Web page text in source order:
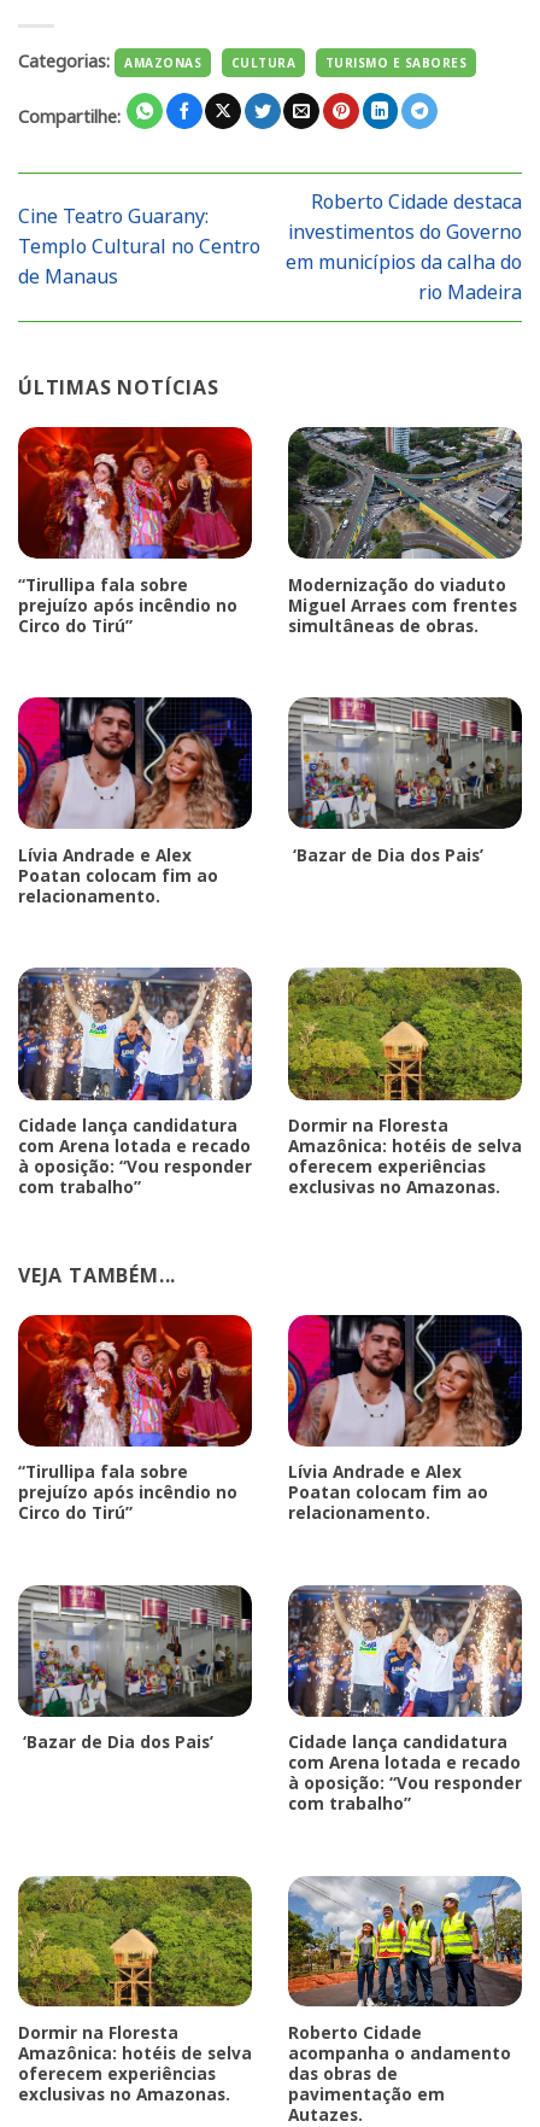
Categorias: AMAZONAS CULTURA TURISMO E SABORES
Compartilhe:
Cine Teatro Guarany:
Templo Cultural no Centro
de Manaus
Roberto Cidade destaca
investimentos do Governo
em municípios da calha do
rio Madeira
ÚLTIMAS NOTÍCIAS
“Tirullipa fala sobre
prejuízo após incêndio no
Circo do Tirú”
Modernização do viaduto
Miguel Arraes com frentes
simultâneas de obras.
Lívia Andrade e Alex
Poatan colocam fim ao
relacionamento.
‘Bazar de Dia dos Pais’
Cidade lança candidatura
com Arena lotada e recado
à oposição: “Vou responder
com trabalho”
Dormir na Floresta
Amazônica: hotéis de selva
oferecem experiências
exclusivas no Amazonas.
VEJA TAMBÉM...
“Tirullipa fala sobre
prejuízo após incêndio no
Circo do Tirú”
Lívia Andrade e Alex
Poatan colocam fim ao
relacionamento.
‘Bazar de Dia dos Pais’
Cidade lança candidatura
com Arena lotada e recado
à oposição: “Vou responder
com trabalho”
Dormir na Floresta
Amazônica: hotéis de selva
oferecem experiências
exclusivas no Amazonas.
Roberto Cidade
acompanha o andamento
das obras de
pavimentação em
Autazes.